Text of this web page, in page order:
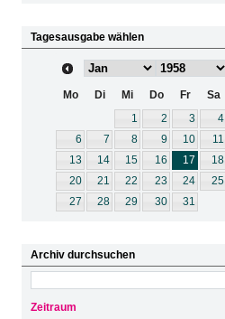
Tagesausgabe wählen
Mo Di Mi Do Fr Sa
1
2 3 4
6
7 8 9 10 11
13
14 15 16 17 18
20
21 22 23 24 25
27
28 29 30 31
Archiv durchsuchen
Zeitraum